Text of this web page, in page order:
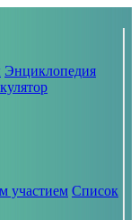
Энциклопедия
участием Список